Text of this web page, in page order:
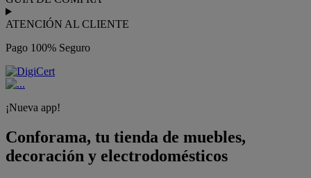
ATENCIÓN AL CLIENTE
Pago 100% Seguro
¡Nueva app!
Conforama, tu tienda de muebles,
decoración y electrodomésticos